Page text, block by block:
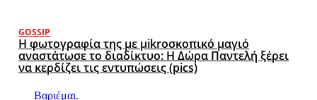
GOSSIP
Η φωτογραφία της με μikroσκοπικό μαγιό
αναστάτωσε το διαδίκτυο: Η Δώρα Παντελή ξέρει
να κερδίζει τις εντυπώσεις (pics)
Βαριέμαι.